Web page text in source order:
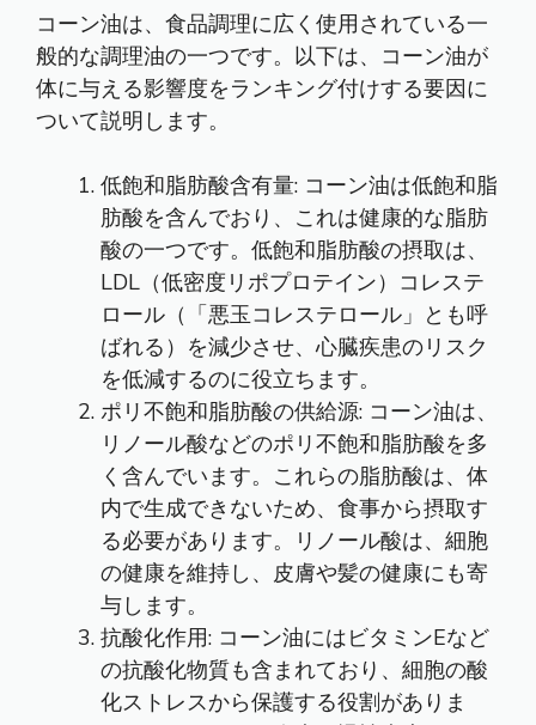
コーン油は、食品調理に広く使用されている一
般的な調理油の一つです。以下は、コーン油が
体に与える影響度をランキング付けする要因に
ついて説明します。
低飽和脂肪酸含有量: コーン油は低飽和脂
肪酸を含んでおり、これは健康的な脂肪
酸の一つです。低飽和脂肪酸の摂取は、
LDL（低密度リポプロテイン）コレステ
ロール（「悪玉コレステロール」とも呼
ばれる）を減少させ、心臓疾患のリスク
を低減するのに役立ちます。
ポリ不飽和脂肪酸の供給源: コーン油は、
リノール酸などのポリ不飽和脂肪酸を多
く含んでいます。これらの脂肪酸は、体
内で生成できないため、食事から摂取す
る必要があります。リノール酸は、細胞
の健康を維持し、皮膚や髪の健康にも寄
与します。
抗酸化作用: コーン油にはビタミンEなど
の抗酸化物質も含まれており、細胞の酸
化ストレスから保護する役割がありま